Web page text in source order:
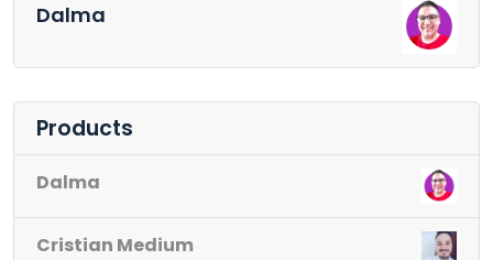
Dalma
Products
Dalma
Cristian Medium